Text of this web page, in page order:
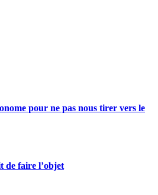
pour ne pas nous tirer vers le
de faire l’objet